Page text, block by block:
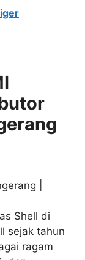
|
Shell di
sejak tahun
ragam